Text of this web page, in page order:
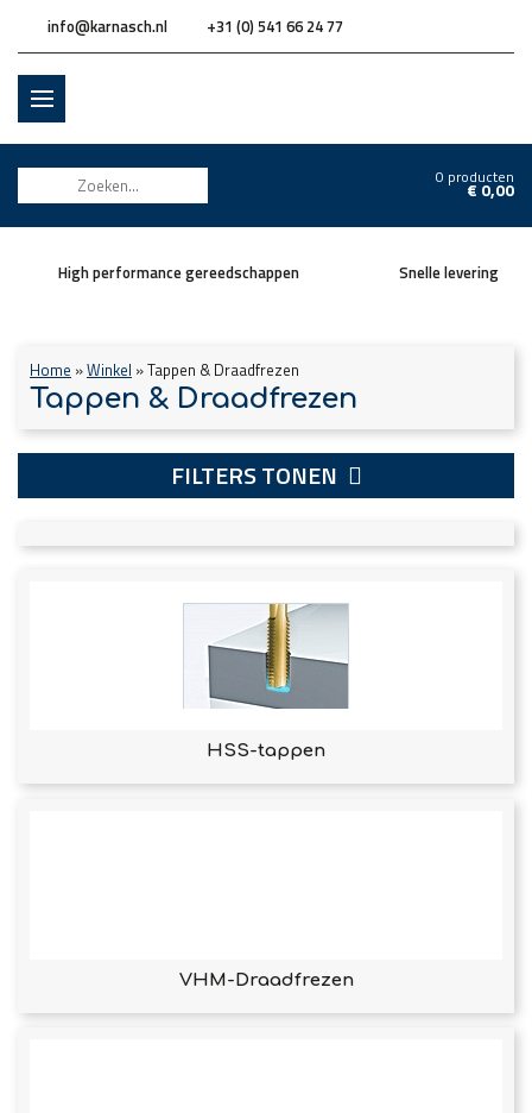
info@karnasch.nl +31 (0) 541 66 24 77
0 producten
€0,00
High performance gereedschappen Snelle levering
Home »Winkel »Tappen & Draadfrezen
Tappen & Draadfrezen
FILTERS TONEN
HSS-tappen
VHM-Draadfrezen